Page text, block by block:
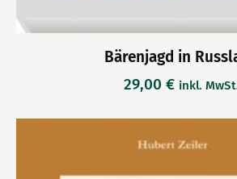
Bärenjagd in
29,00 € inkl.